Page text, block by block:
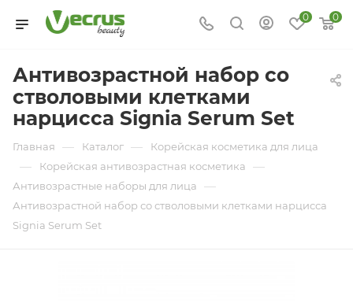
0 0
Антивозрастной набор со
стволовыми клетками
нарцисса Signia Serum Set
Главная — Каталог — Корейская косметика для лица
— Корейская антивозрастная косметика —
Антивозрастные наборы для лица —
Антивозрастной набор со стволовыми клетками нарцисса
Signia Serum Set